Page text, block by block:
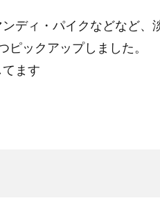
ディ・パイクなどなど
ックアップしました。
ます